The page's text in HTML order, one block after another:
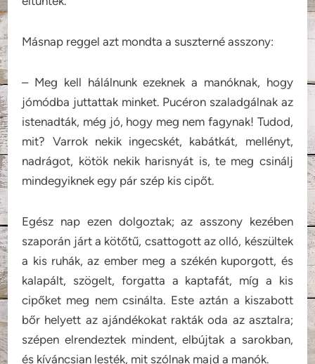
Másnap reggel azt mondta a suszterné asszony:
– Meg kell hálálnunk ezeknek a manóknak, hogy
jómódba juttattak minket. Pucéron szaladgálnak az
istenadták, még jó, hogy meg nem fagynak! Tudod,
mit? Varrok nekik ingecskét, kabátkát, mellényt,
nadrágot, kötök nekik harisnyát is, te meg csinálj
mindegyiknek egy pár szép kis cipőt.
Egész nap ezen dolgoztak; az asszony kezében
szaporán járt a kötőtű, csattogott az olló, készültek
a kis ruhák, az ember meg a székén kuporgott, és
kalapált, szögelt, forgatta a kaptafát, míg a kis
cipőket meg nem csinálta. Este aztán a kiszabott
bőr helyett az ajándékokat rakták oda az asztalra;
szépen elrendeztek mindent, elbújtak a sarokban,
és kíváncsian lesték, mit szólnak majd a manók.